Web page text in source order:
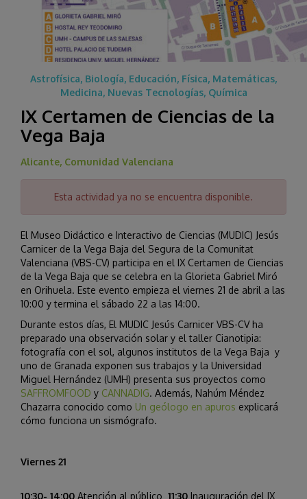
Astrofísica, Biología, Educación, Física, Matemáticas,
Medicina, Nuevas Tecnologías, Química
IX Certamen de Ciencias de la
Vega Baja
Alicante, Comunidad Valenciana
Esta actividad ya no se encuentra disponible.
El Museo Didáctico e Interactivo de Ciencias (MUDIC) Jesús
Carnicer de la Vega Baja del Segura de la Comunitat
Valenciana (VBS-CV) participa en el IX Certamen de Ciencias
de la Vega Baja que se celebra en la Glorieta Gabriel Miró
en Orihuela. Este evento empieza el viernes 21 de abril a las
10:00 y termina el sábado 22 a las 14:00.
Durante estos días, El MUDIC Jesús Carnicer VBS-CV ha
preparado una observación solar y el taller Cianotipia:
fotografía con el sol, algunos institutos de la Vega Baja y
uno de Granada exponen sus trabajos y la Universidad
Miguel Hernández (UMH) presenta sus proyectos como
SAFFROMFOOD y CANNADIG. Además, Nahúm Méndez
Chazarra conocido como Un geólogo en apuros explicará
cómo funciona un sismógrafo.
Viernes 21
10:30- 14:00 Atención al público 11:30 Inauguración del IX